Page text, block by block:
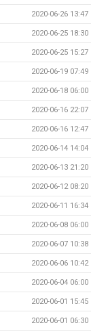
2020-06-26 13:47
2020-06-25 18:30
2020-06-25 15:27
2020-06-19 07:49
2020-06-18 06:00
2020-06-16 22:07
2020-06-16 12:47
2020-06-14 14:04
2020-06-13 21:20
2020-06-12 08:20
2020-06-11 16:34
2020-06-08 06:00
2020-06-07 10:38
2020-06-06 10:42
2020-06-04 06:00
2020-06-01 15:45
2020-06-01 06:30